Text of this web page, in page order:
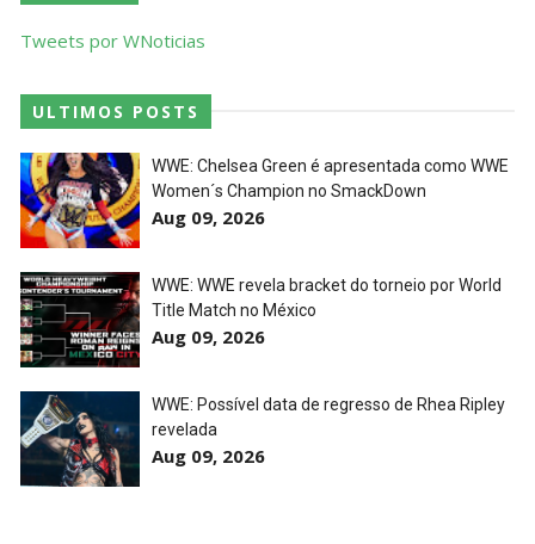
Tweets por WNoticias
ULTIMOS POSTS
WWE: Chelsea Green é apresentada como WWE
Women´s Champion no SmackDown
Aug 09, 2026
WWE: WWE revela bracket do torneio por World
Title Match no México
Aug 09, 2026
WWE: Possível data de regresso de Rhea Ripley
revelada
Aug 09, 2026